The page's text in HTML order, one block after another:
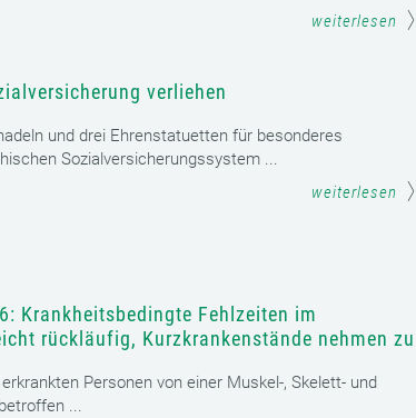
weiterlesen
verliehen
und drei Ehrenstatuetten für besonderes
Sozialversicherungssystem ...
weiterlesen
Krankheitsbedingte Fehlzeiten im
rückläufig, Kurzkrankenstände nehmen zu
Personen von einer Muskel-, Skelett- und
...